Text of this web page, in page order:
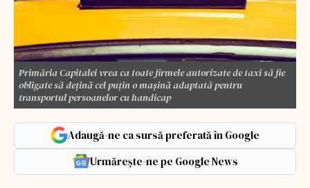
Primăria Capitalei vrea ca toate firmele autorizate de taxi să fie
obligate să dețină cel puțin o mașină adaptată pentru
transportul persoanelor cu handicap
Adaugă-ne ca sursă preferată în Google
Urmărește-ne pe Google News